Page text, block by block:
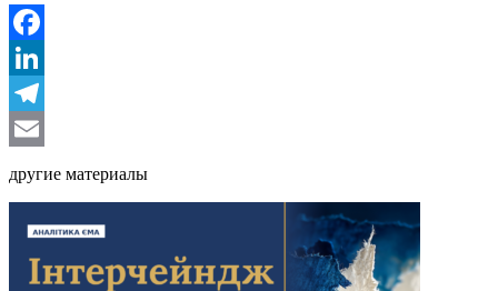
Facebook
LinkedIn
Telegram
другие материалы